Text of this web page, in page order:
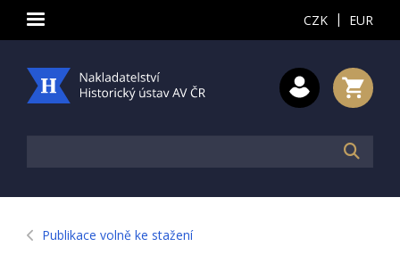
CZK | EUR
Publikace volně ke stažení